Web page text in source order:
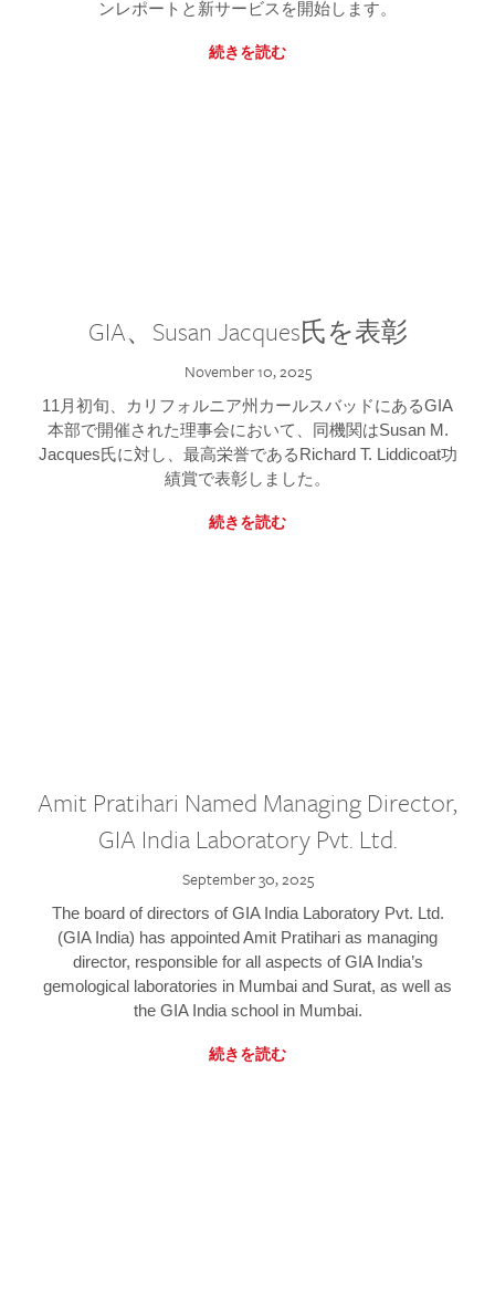
ンレポートと新サービスを開始します。
続きを読む
GIA、Susan Jacques氏を表彰
November 10, 2025
11月初旬、カリフォルニア州カールスバッドにあるGIA
本部で開催された理事会において、同機関はSusan M.
Jacques氏に対し、最高栄誉であるRichard T. Liddicoat功
績賞で表彰しました。
続きを読む
Amit Pratihari Named Managing Director,
GIA India Laboratory Pvt. Ltd.
September 30, 2025
The board of directors of GIA India Laboratory Pvt. Ltd.
(GIA India) has appointed Amit Pratihari as managing
director, responsible for all aspects of GIA India’s
gemological laboratories in Mumbai and Surat, as well as
the GIA India school in Mumbai.
続きを読む